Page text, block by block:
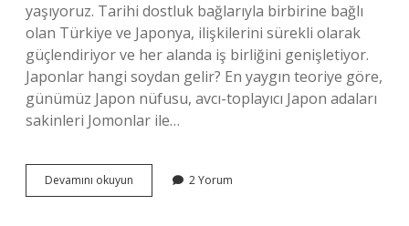
yaşıyoruz. Tarihi dostluk bağlarıyla birbirine bağlı
olan Türkiye ve Japonya, ilişkilerini sürekli olarak
güçlendiriyor ve her alanda iş birliğini genişletiyor.
Japonlar hangi soydan gelir? En yaygın teoriye göre,
günümüz Japon nüfusu, avcı-toplayıcı Japon adaları
sakinleri Jomonlar ile…
Devamını okuyun Japonlar
Japonyaya
2 Yorum